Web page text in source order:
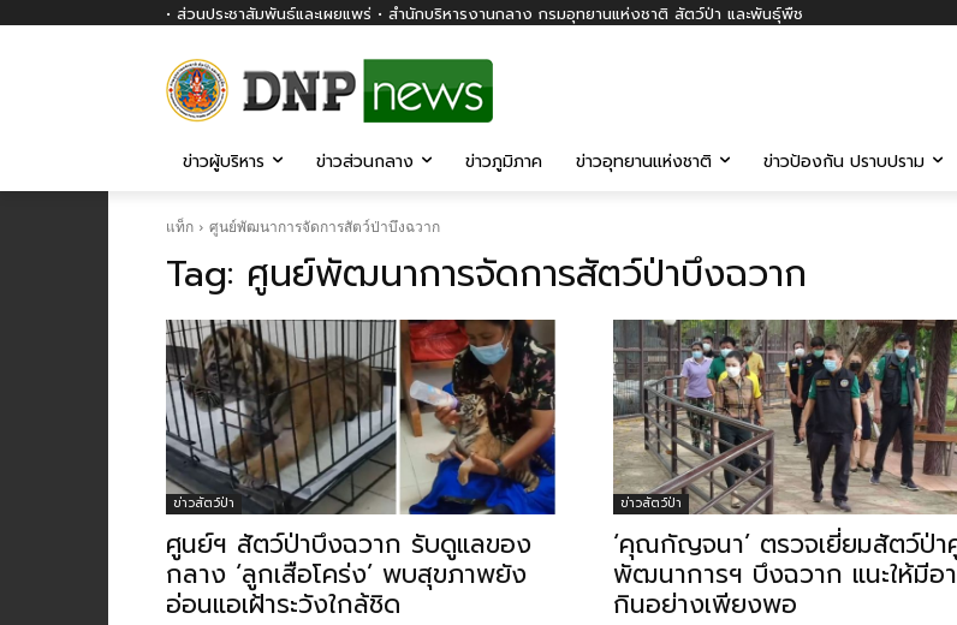
• ส่วนประชาสัมพันธ์และเผยแพร่ • สำนักบริหารงานกลาง กรมอุทยานแห่งชาติ สัตว์ป่า และพันธุ์พืช
ข่าวผู้บริหาร ข่าวส่วนกลาง ข่าวภูมิภาค ข่าวอุทยานแห่งชาติ ข่าวป้องกัน ปราบปราม
แท็ก ศูนย์พัฒนาการจัดการสัตว์ป่าบึงฉวาก
Tag: ศูนย์พัฒนาการจัดการสัตว์ป่าบึงฉวาก
ข่าวสัตว์ป่า
ศูนย์ฯ สัตว์ป่าบึงฉวาก รับดูแลของ
กลาง ‘ลูกเสือโคร่ง’ พบสุขภาพยัง
อ่อนแอเฝ้าระวังใกล้ชิด
ข่าวสัตว์ป่า
‘คุณกัญจนา’ ตรวจเยี่ยมสัตว์ป่
พัฒนาการฯ บึงฉวาก แนะให้มีอ
กินอย่างเพียงพอ